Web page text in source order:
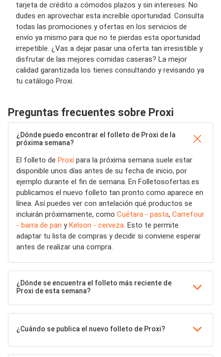
tarjeta de crédito a cómodos plazos y sin intereses. No
dudes en aprovechar esta increíble oportunidad. Consulta
todas las promociones y ofertas en los servicios de
envío ya mismo para que no te pierdas esta oportunidad
irrepetible. ¿Vas a dejar pasar una oferta tan irresistible y
disfrutar de las mejores comidas caseras? La mejor
calidad garantizada los tienes consultando y revisando ya
tu catálogo Proxi.
Preguntas frecuentes sobre Proxi
¿Dónde puedo encontrar el folleto de Proxi de la
próxima semana?
El folleto de Proxi para la próxima semana suele estar
disponible unos días antes de su fecha de inicio, por
ejemplo durante el fin de semana. En Folletosofertas.es
publicamos el nuevo folleto tan pronto como aparece en
línea. Así puedes ver con antelación qué productos se
incluirán próximamente, como Cuétara - pasta, Carrefour
- barra de pan yKelson - cerveza. Esto te permite
adaptar tu lista de compras y decidir si conviene esperar
antes de realizar una compra.
¿Dónde se encuentra el folleto más reciente de
Proxi de esta semana?
¿Cuándo se publica el nuevo folleto de Proxi?